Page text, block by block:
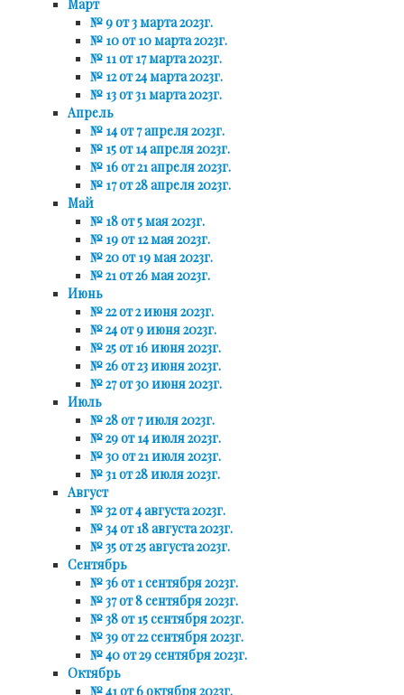
Март
№ 9 от 3 марта 2023г.
№ 10 от 10 марта 2023г.
№ 11 от 17 марта 2023г.
№ 12 от 24 марта 2023г.
№ 13 от 31 марта 2023г.
Апрель
№ 14 от 7 апреля 2023г.
№ 15 от 14 апреля 2023г.
№ 16 от 21 апреля 2023г.
№ 17 от 28 апреля 2023г.
Май
№ 18 от 5 мая 2023г.
№ 19 от 12 мая 2023г.
№ 20 от 19 мая 2023г.
№ 21 от 26 мая 2023г.
Июнь
№ 22 от 2 июня 2023г.
№ 24 от 9 июня 2023г.
№ 25 от 16 июня 2023г.
№ 26 от 23 июня 2023г.
№ 27 от 30 июня 2023г.
Июль
№ 28 от 7 июля 2023г.
№ 29 от 14 июля 2023г.
№ 30 от 21 июля 2023г.
№ 31 от 28 июля 2023г.
Август
№ 32 от 4 августа 2023г.
№ 34 от 18 августа 2023г.
№ 35 от 25 августа 2023г.
Сентябрь
№ 36 от 1 сентября 2023г.
№ 37 от 8 сентября 2023г.
№ 38 от 15 сентября 2023г.
№ 39 от 22 сентября 2023г.
№ 40 от 29 сентября 2023г.
Октябрь
№ 41 от 6 октября 2023г.